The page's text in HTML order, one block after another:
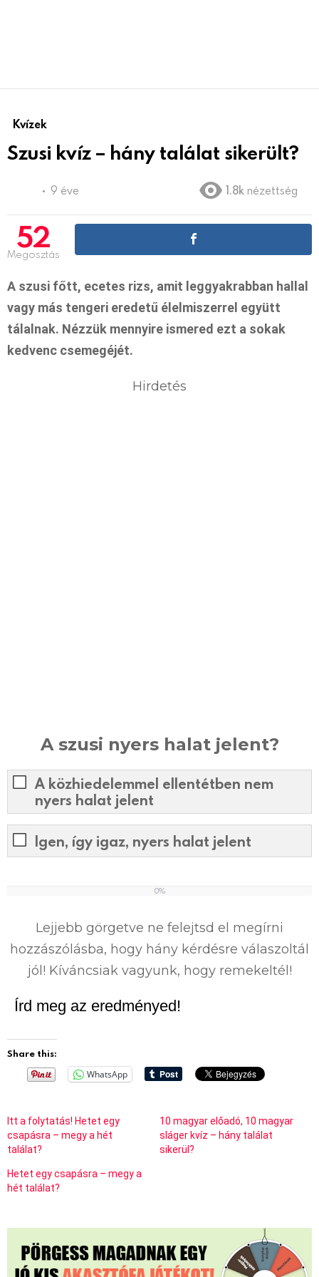
Kvízek
Szusi kvíz – hány találat sikerült?
9 éve 1.8k nézettség
52
Megosztás
A szusi főtt, ecetes rizs, amit leggyakrabban hallal
vagy más tengeri eredetű élelmiszerrel együtt
tálalnak. Nézzük mennyire ismered ezt a sokak
kedvenc csemegéjét.
Hirdetés
A szusi nyers halat jelent?
A közhiedelemmel ellentétben nem
nyers halat jelent
Igen, így igaz, nyers halat jelent
0%
Lejjebb görgetve ne felejtsd el megírni
hozzászólásba, hogy hány kérdésre válaszoltál
jól! Kíváncsiak vagyunk, hogy remekeltél!
Írd meg az eredményed!
Share this:
WhatsApp
Itt a folytatás! Hetet egy
csapásra – megy a hét
találat?
10 magyar előadó, 10 magyar
sláger kvíz – hány találat
sikerül?
Hetet egy csapásra – megy a
hét találat?